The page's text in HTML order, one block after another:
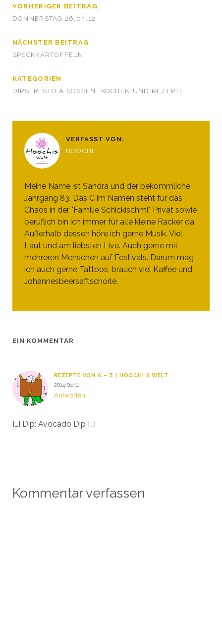
VORHERIGER BEITRAG
DONNERSTAG 26.04.12
NÄCHSTER BEITRAG
SPECKKARTOFFELN
KATEGORIEN
DIPS, PESTO & SOSSEN
KOCHEN UND REZEPTE
VERFASST VON:
HOOCHI
Meine Name ist Sandra und der bekömmliche
Jahrgang 83. Das C im Namen steht für das
Chaos in der "Familie Schickischmi". Privat sowie
beruflich bin ich immer für alle kleine Racker da.
Außerhalb dessen höre ich gerne Musik. Viel.
Laut und am liebsten Live. Auch gerne mit
mehreren Menschen auf Festivals. Darum mag
ich auch gerne Tattoos, brauch viel Kaffee und
Johannesbeersaftschorle.
EIN KOMMENTAR
REZEPTE VON A – Z | HOOCHI´S WELT
2014-04-11
Antworten
[…] Dip: Avocado Dip […]
Kommentar verfassen